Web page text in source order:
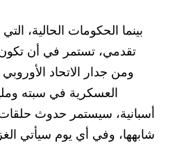
بينما الحكومات الحالية،
تقدمي، تستمر في أن
ومن جدار الاتحاد
العسكرية في سبته
أسبانية، سيستمر حدوث حلقات
شابهها، وفي أي يوم سيأتي